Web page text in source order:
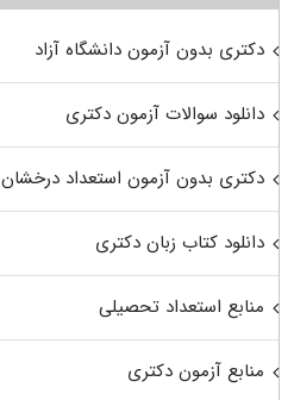
دکتری بدون آزمون دانشگاه آزاد
دانلود سوالات آزمون دکتری
دکتری بدون آزمون استعداد درخشان
دانلود کتاب زبان دکتری
منابع استعداد تحصیلی
منابع آزمون دکتری